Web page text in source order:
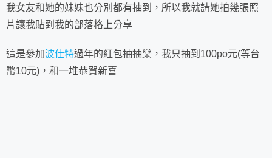
我女友和她的妹妹也分別都有抽到，所以我就請她拍幾張照
片讓我貼到我的部落格上分享
這是參加波仕特過年的紅包抽抽樂，我只抽到100po元(等台
幣10元)，和一堆恭賀新喜